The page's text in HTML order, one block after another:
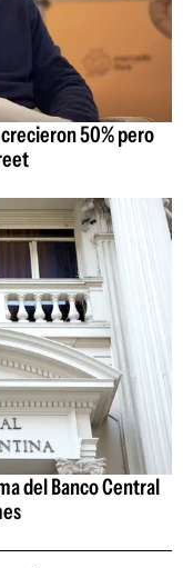
50% pero
del Banco Central